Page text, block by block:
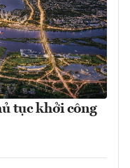
tục khởi công